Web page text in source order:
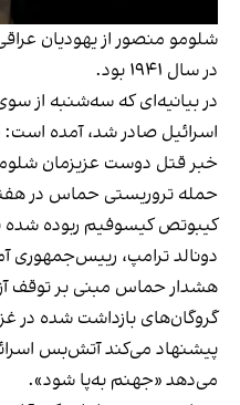
شلومو منصور از یهودیان
در سال ۱۹۴۱ بود.
در بیانیه‌ای که سه‌شنبه از
اسرائیل صادر شد، آمده
کیبوتص کیسوفیم ربوده شده
دونالد ترامپ، رییس‌جمهوری
هشدار حماس مبنی بر توقف
گروگان‌های بازداشت شده در
پیشنهاد می‌کند آتش‌بس
می‌دهد «جهنم به‌پا شود».